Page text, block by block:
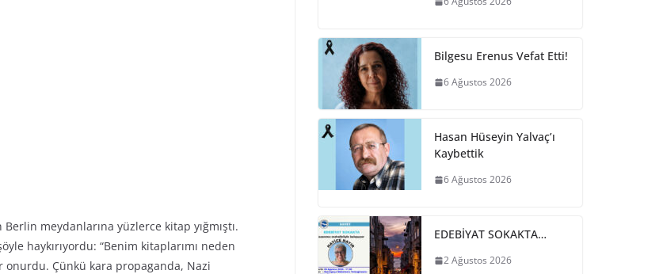
meydanlarına yüzlerce kitap yığmıştı.
haykırıyordu: “Benim kitaplarımı neden
onurdu. Çünkü kara propaganda, Nazi
Bilgesu Erenus Vefat Etti!
6 Ağustos 2026
Hasan Hüseyin Yalvaç’ı
Kaybettik
6 Ağustos 2026
EDEBİYAT SOKAKTA…
2 Ağustos 2026